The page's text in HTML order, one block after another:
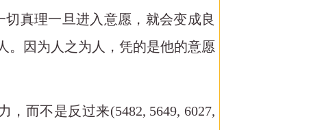
真理一旦进入意愿，就会变成良
。因为人之为人，凭的是他的意愿
，而不是反过来(5482, 5649, 6027,